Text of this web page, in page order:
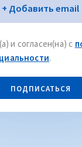
почта
+ Добавить email
и согласен(на) с
.
ПОДПИСАТЬСЯ